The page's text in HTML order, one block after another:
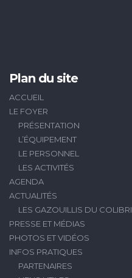
Plan du site
ACCUEIL
LE FOYER
PRÉSENTATION
L’ÉQUIPEMENT
LE PERSONNEL
LES ACTIVITÉS
AGENDA
ACTUALITÉS
LES GAZOUILLIS DU COLIBRI
PRESSE ET MÉDIAS
PHOTOS ET VIDÉOS
INFOS PRATIQUES
PARTENAIRES